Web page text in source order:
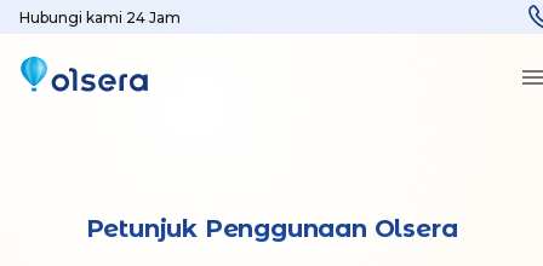
Hubungi kami 24 Jam
Petunjuk Penggunaan Olsera